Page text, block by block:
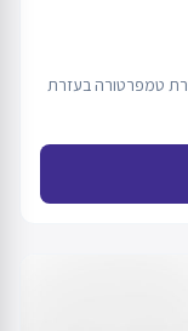
טמפרטורה בעזרת